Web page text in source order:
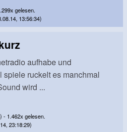
gelesen.
13:56:34)
aufhabe und
ruckelt es manchmal
wird ...
- 1.462x gelesen.
23:18:29)